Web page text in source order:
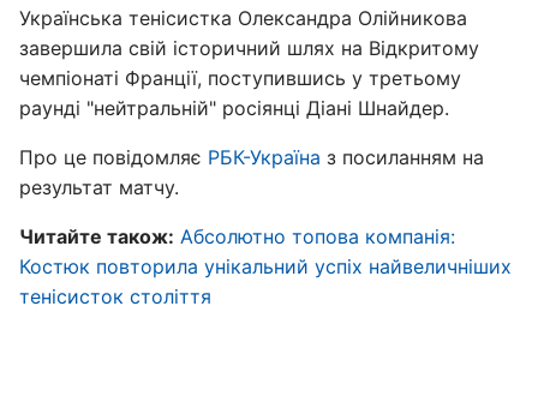
Українська тенісистка Олександра Олійникова
завершила свій історичний шлях на Відкритому
чемпіонаті Франції, поступившись у третьому
раунді "нейтральній" росіянці Діані Шнайдер.
Про це повідомляє РБК-Україна з посиланням на
результат матчу.
Читайте також: Абсолютно топова компанія:
Костюк повторила унікальний успіх найвеличніших
тенісисток століття